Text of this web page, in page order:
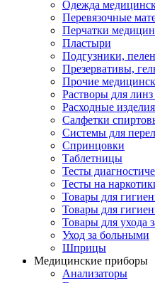
Одежда
Перевязочные
Перчатки
Пластыри
Подгузники,
Презервативы,
Прочие
Растворы для линз
Расходные изделия
Салфетки
Системы для
Спринцовки
Таблетницы
Тесты
Тесты на
Товары для
Товары для
Товары для ухода
Уход за больными
Шприцы
Медицинские приборы
Анализаторы